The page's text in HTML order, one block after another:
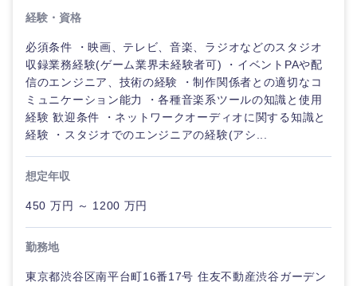
経験・資格
必須条件 ・映画、テレビ、音楽、ラジオなどのスタジオ
収録業務経験(ゲーム業界未経験者可) ・イベントPAや配
信のエンジニア、技術の経験 ・制作関係者との適切なコ
ミュニケーション能力 ・各種音楽系ツールの知識と使用
経験 歓迎条件 ・ネットワークオーディオに関する知識と
経験 ・スタジオでのエンジニアの経験(アシ...
想定年収
450 万円 ～ 1200 万円
勤務地
東京都渋谷区南平台町16番17号 住友不動産渋谷ガーデン